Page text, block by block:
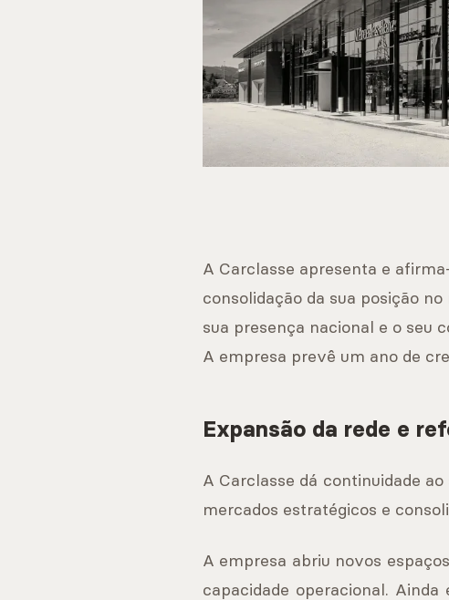
A Carclasse apresenta e
consolidação da sua posição
sua presença nacional e o seu
A empresa prevê um ano de
Expansão da rede e
A Carclasse dá continuidade
mercados estratégicos e
A empresa abriu novos
capacidade operacional.
CARREGAR MAIS